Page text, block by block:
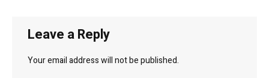
Leave a Reply
Your email address will not be published.